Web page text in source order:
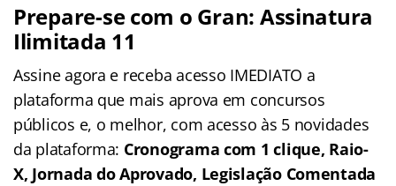
Prepare-se com o Gran: Assinatura
Ilimitada 11
Assine agora e receba acesso IMEDIATO a
plataforma que mais aprova em concursos
públicos e, o melhor, com acesso às 5 novidades
da plataforma: Cronograma com 1 clique, Raio-
X, Jornada do Aprovado, Legislação Comentada